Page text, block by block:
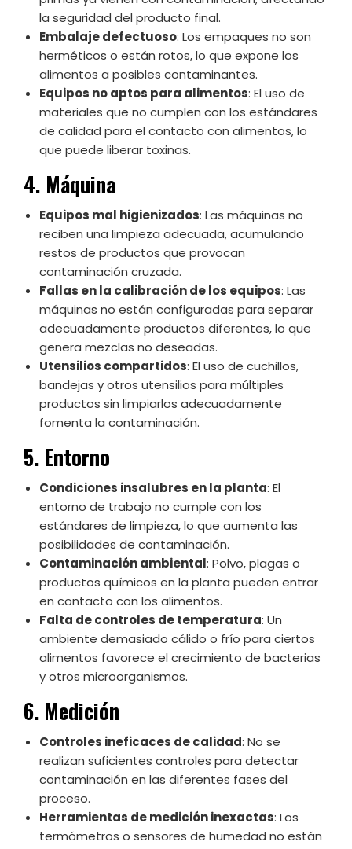
la seguridad del producto final.
Embalaje defectuoso: Los empaques no son
herméticos o están rotos, lo que expone los
alimentos a posibles contaminantes.
Equipos no aptos para alimentos: El uso de
materiales que no cumplen con los estándares
de calidad para el contacto con alimentos, lo
que puede liberar toxinas.
4. Máquina
Equipos mal higienizados: Las máquinas no
reciben una limpieza adecuada, acumulando
restos de productos que provocan
contaminación cruzada.
Fallas en la calibración de los equipos: Las
máquinas no están configuradas para separar
adecuadamente productos diferentes, lo que
genera mezclas no deseadas.
Utensilios compartidos: El uso de cuchillos,
bandejas y otros utensilios para múltiples
productos sin limpiarlos adecuadamente
fomenta la contaminación.
5. Entorno
Condiciones insalubres en la planta: El
entorno de trabajo no cumple con los
estándares de limpieza, lo que aumenta las
posibilidades de contaminación.
Contaminación ambiental: Polvo, plagas o
productos químicos en la planta pueden entrar
en contacto con los alimentos.
Falta de controles de temperatura: Un
ambiente demasiado cálido o frío para ciertos
alimentos favorece el crecimiento de bacterias
y otros microorganismos.
6. Medición
Controles ineficaces de calidad: No se
realizan suficientes controles para detectar
contaminación en las diferentes fases del
proceso.
Herramientas de medición inexactas: Los
termómetros o sensores de humedad no están